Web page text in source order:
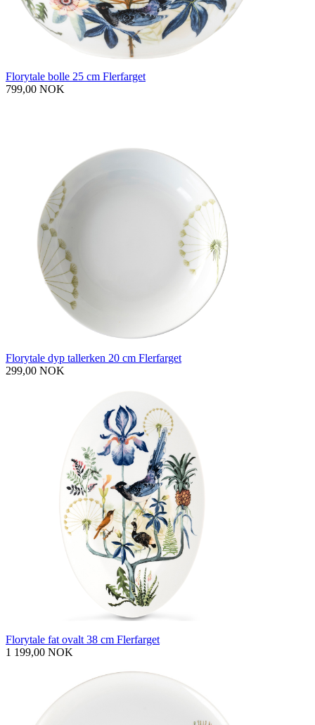
Florytale bolle 25 cm Flerfarget
799,00 NOK
Florytale dyp tallerken 20 cm Flerfarget
299,00 NOK
Florytale fat ovalt 38 cm Flerfarget
1 199,00 NOK